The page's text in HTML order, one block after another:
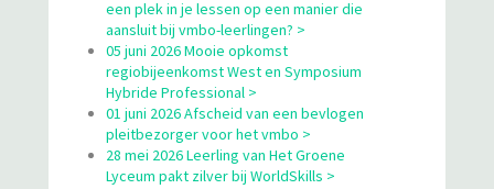
een plek in je lessen op een manier die
aansluit bij vmbo-leerlingen? >
05 juni 2026 Mooie opkomst
regiobijeenkomst West en Symposium
Hybride Professional >
01 juni 2026 Afscheid van een bevlogen
pleitbezorger voor het vmbo >
28 mei 2026 Leerling van Het Groene
Lyceum pakt zilver bij WorldSkills >